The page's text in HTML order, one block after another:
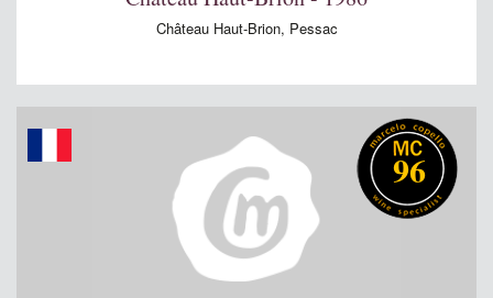
Château Haut-Brion, Pessac
96